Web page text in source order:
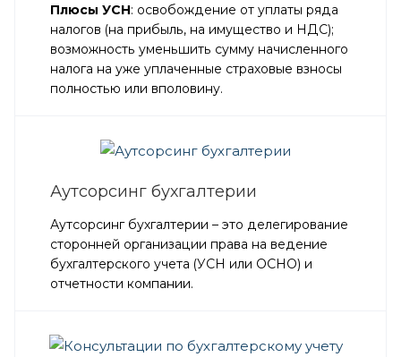
Плюсы УСН: освобождение от уплаты ряда
налогов (на прибыль, на имущество и НДС);
возможность уменьшить сумму начисленного
налога на уже уплаченные страховые взносы
полностью или вполовину.
Аутсорсинг бухгалтерии
Аутсорсинг бухгалтерии – это делегирование
сторонней организации права на ведение
бухгалтерского учета (УСН или ОСНО) и
отчетности компании.